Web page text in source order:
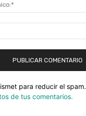
para reducir el spam.
de tus comentarios.